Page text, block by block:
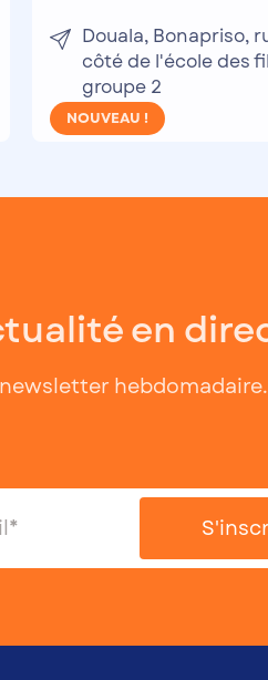
Douala, Bonapriso,
côté de l'école des
groupe 2
NOUVEAU !
en
hebdomadaire.